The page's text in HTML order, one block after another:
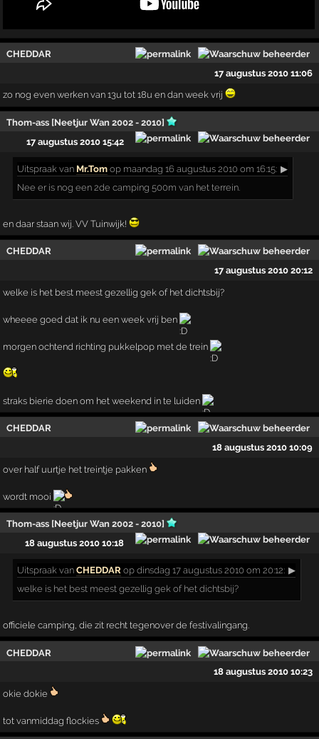
CHEDDAR
17 augustus 2010 11:06
zo nog even werken van 13u tot 18u en dan week vrij
Thom-ass [Neetjur Wan 2002 - 2010]
17 augustus 2010 15:42
Uitspraak van Mr.Tom op maandag 16 augustus 2010 om 16:15: ▶
Nee er is nog een 2de camping 500m van het terrein.
en daar staan wij. VV Tuinwijk!
CHEDDAR
17 augustus 2010 20:12
welke is het best meest gezellig gek of het dichtsbij?
wheeee goed dat ik nu een week vrij ben
morgen ochtend richting pukkelpop met de trein
straks bierie doen om het weekend in te luiden
CHEDDAR
18 augustus 2010 10:09
over half uurtje het treintje pakken
wordt mooi
Thom-ass [Neetjur Wan 2002 - 2010]
18 augustus 2010 10:18
Uitspraak vanCHEDDAR op dinsdag 17 augustus 2010 om 20:12: ▶
welke is het best meest gezellig gek of het dichtsbij?
officiele camping, die zit recht tegenover de festivalingang.
CHEDDAR
18 augustus 2010 10:23
okie dokie
tot vanmiddag flockies